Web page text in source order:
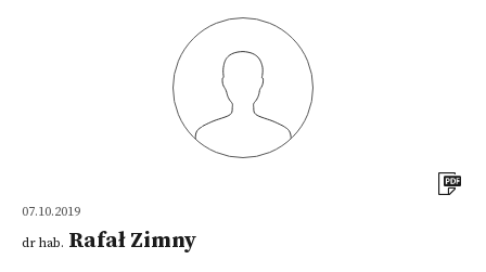
07.10.2019
dr hab. Rafał Zimny